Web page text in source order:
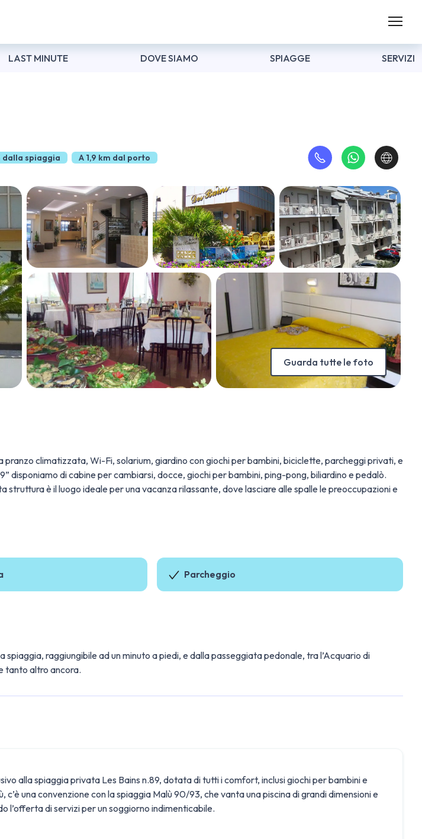
dalla spiaggia A 1,9 km dal porto
Guarda tutte le foto
LAST MINUTE DOVE SIAMO SPIAGGE SERVIZI
climatizzata, Wi-Fi, solarium, giardino con giochi per bambini, biciclette, parcheggi privati, e
di cabine per cambiarsi, docce, giochi per bambini, ping-pong, biliardino e pedalò.
è il luogo ideale per una vacanza rilassante, dove lasciare alle spalle le preoccupazioni e
Parcheggio
raggiungibile ad un minuto a piedi, e dalla passeggiata pedonale, tra l’Acquario di
tanto altro ancora.
alla spiaggia privata Les Bains n.89, dotata di tutti i comfort, inclusi giochi per bambini e
c’è una convenzione con la spiaggia Malù 90/93, che vanta una piscina di grandi dimensioni e
l’offerta di servizi per un soggiorno indimenticabile.